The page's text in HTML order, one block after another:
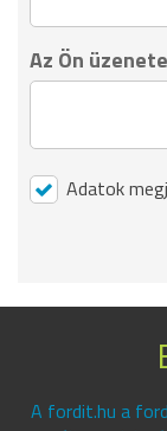
Az Ön üzenete
Adatok
A fordit.hu a